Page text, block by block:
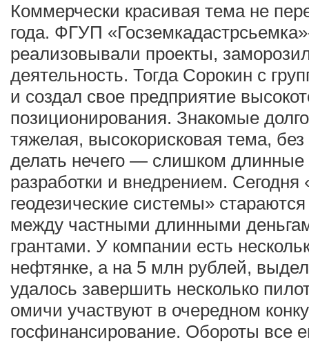
Коммерчески красивая тема не
года. ФГУП
реализовывали проекты,
деятельность. Тогда Сорокин с
и создал свое предприятие
позиционирования. Знакомые
тяжелая, высокорисковая тема,
делать нечего — слишком
разработки и внедрением.
геодезические системы»
между частными длинными
грантами. У компании есть
нефтянке, а на 5 млн рублей,
удалось завершить несколько
омичи участвуют в очередном
госфинансирование. Обороты все